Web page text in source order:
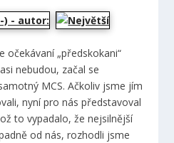
očekávaní „předskokani“
nebudou, začal se
MCS. Ačkoliv jsme jím
nyní pro nás představoval
to vypadalo, že nejsilnější
od nás, rozhodli jsme